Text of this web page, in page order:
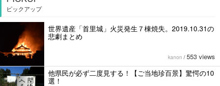
ピックアップ
世界遺産「首里城」火災発生７棟焼失。2019.10.31の
悲劇まとめ
kanon / 553 views
他県民が必ず二度見する！【ご当地珍百景】驚愕の10
選！